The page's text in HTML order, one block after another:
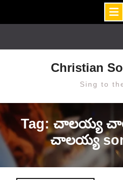
Christian
Sing to
Tag: చాలయ్య
చాలయ్య